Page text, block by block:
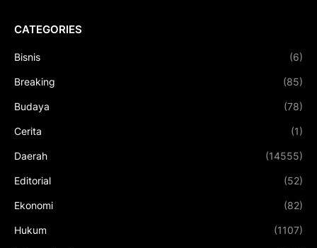
CATEGORIES
Bisnis (6)
Breaking (85)
Budaya (78)
Cerita (1)
Daerah (14555)
Editorial (52)
Ekonomi (82)
Hukum (1107)